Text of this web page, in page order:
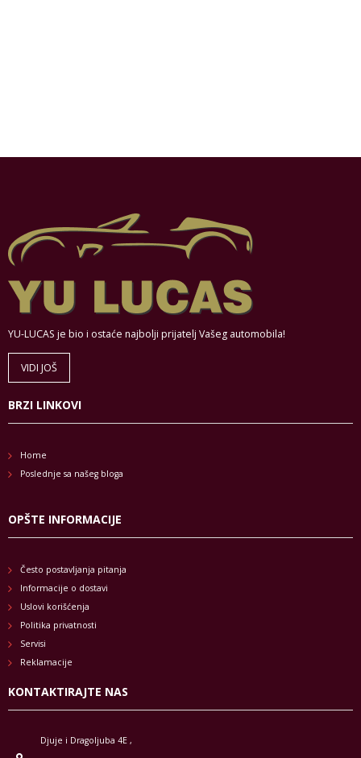
YU-LUCAS je bio i ostaće najbolji prijatelj Vašeg automobila!
VIDI JOŠ
BRZI LINKOVI
Home
Poslednje sa našeg bloga
OPŠTE INFORMACIJE
Često postavljanja pitanja
Informacije o dostavi
Uslovi korišćenja
Politika privatnosti
Servisi
Reklamacije
KONTAKTIRAJTE NAS
Djuje i Dragoljuba 4E ,